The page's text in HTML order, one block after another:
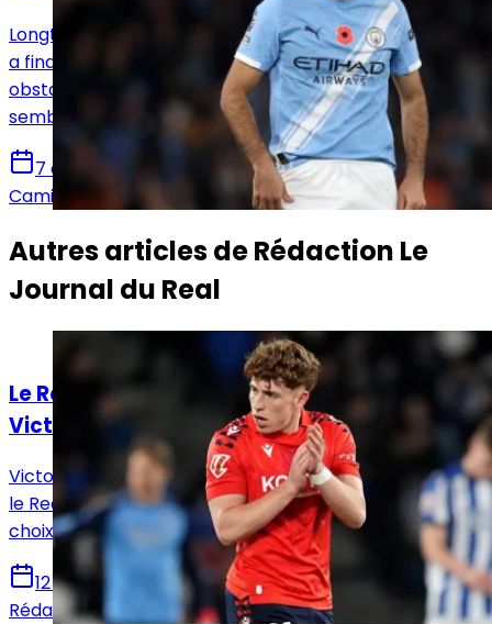
Longtemps en pole position pour Rodri, le Real Madrid
a finalement vu le Barça inverser la tendance. Plusieurs
obstacles ont freiné les Merengue dans un dossier qui
semblait pourtant leur être destiné.
7 août 2026
Camille Santos
Autres articles deRédaction Le
Journal du Real
Actualités
Le Real Madrid face à un dilemme pour
Victor Muñoz
Victor Muñoz attire les regards en Navarre, tandis que
le Real Madrid prépare un possible rapatriement, un
choix qui pourrait remodeler l’offensive madrilène.
12 juin 2026
Rédaction Le Journal du Real